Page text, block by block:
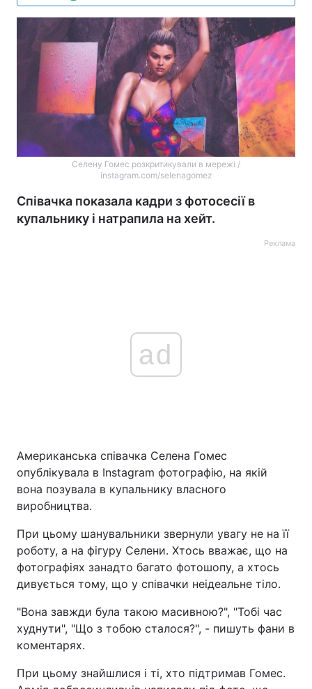
Селену Гомес розкритикували в мережі /
instagram.com/selenagomez
Співачка показала кадри з фотосесії в
купальнику і натрапила на хейт.
Реклама
ad
Американська співачка Селена Гомес
опублікувала в Instagram фотографію, на якій
вона позувала в купальнику власного
виробництва.
При цьому шанувальники звернули увагу не на її
роботу, а на фігуру Селени. Хтось вважає, що на
фотографіях занадто багато фотошопу, а хтось
дивується тому, що у співачки неідеальне тіло.
"Вона завжди була такою масивною?", "Тобі час
худнути", "Що з тобою сталося?", - пишуть фани в
коментарях.
При цьому знайшлися і ті, хто підтримав Гомес.